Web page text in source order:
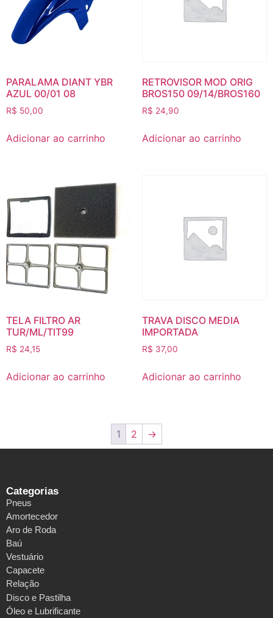
PARALAMA DIANT YBR
AZUL 00/01 08
R$ 50,00
Adicionar ao carrinho
RETROVISOR MOD ORIG
BROS150 09/14/BROS160
R$ 24,90
Adicionar ao carrinho
TELA FILTRO AR
TUR/ML/TIT99
R$ 24,15
Adicionar ao carrinho
TRAVA DISCO MEDIA
IMPORTADA
R$ 37,00
Adicionar ao carrinho
1 2 →
Categorias
Pneus
Amortecedor
Aro de Roda
Baú
Vestuário
Capacete
Relação
Disco e Pastilha
Óleo e Lubrificante